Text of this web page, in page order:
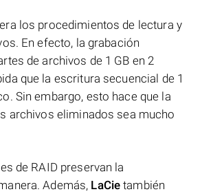
los procedimientos de lectura y
En efecto, la grabación
de archivos de 1 GB en 2
que la escritura secuencial de 1
Sin embargo, esto hace que la
archivos eliminados sea mucho
de RAID preservan la
Además, LaCie también